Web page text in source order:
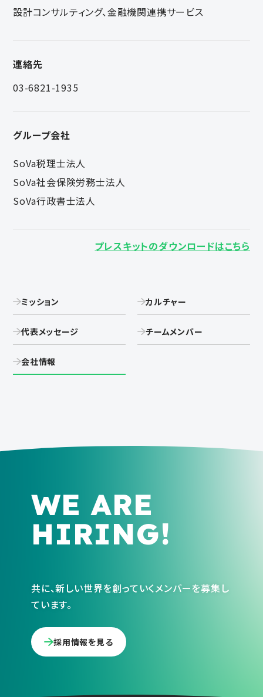
設計コンサルティング、金融機関連携サービス
連絡先
03-6821-1935
グループ会社
SoVa税理士法人
SoVa社会保険労務士法人
SoVa行政書士法人
プレスキットのダウンロードはこちら
ミッション カルチャー
代表メッセージ チームメンバー
会社情報
WE ARE
HIRING!
共に、新しい世界を創っていくメンバーを募集し
ています。
採用情報を見る